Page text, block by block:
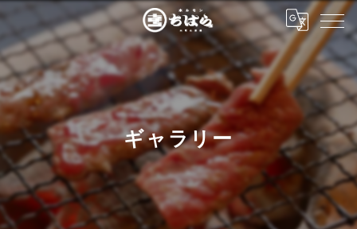
ギャラリー